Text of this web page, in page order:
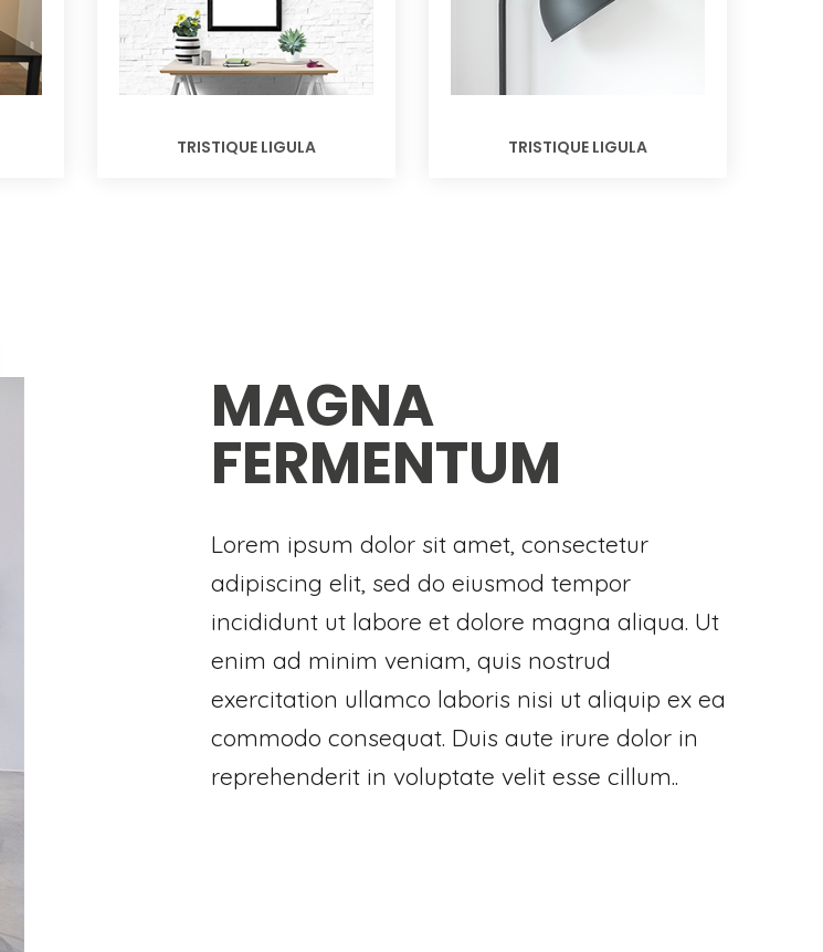
TRISTIQUE LIGULA TRISTIQUE LIGULA
MAGNA
FERMENTUM
Lorem ipsum dolor sit amet, consectetur
adipiscing elit, sed do eiusmod tempor
incididunt ut labore et dolore magna aliqua. Ut
enim ad minim veniam, quis nostrud
exercitation ullamco laboris nisi ut aliquip ex ea
commodo consequat. Duis aute irure dolor in
reprehenderit in voluptate velit esse cillum..